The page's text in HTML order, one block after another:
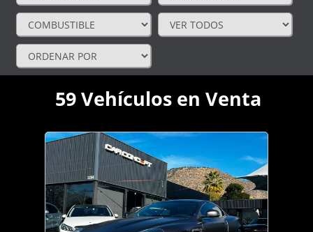
59Vehículos en Venta